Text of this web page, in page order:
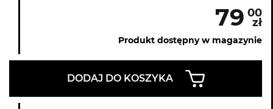
79 00
zł
Produkt dostępny w magazynie
DODAJ DO KOSZYKA